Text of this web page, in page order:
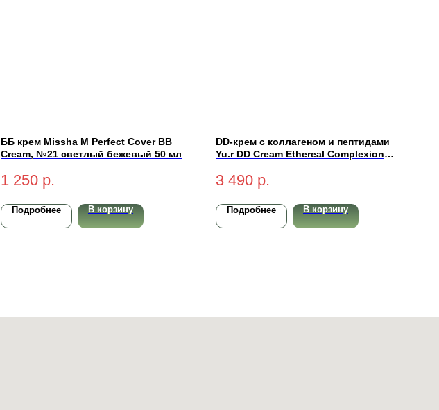
ББ крем Missha M Perfect Cover BB
Cream, №21 светлый бежевый 50 мл
1 250 р.
Подробнее В корзину
DD-крем с коллагеном и пептидами
Yu.r DD Cream Ethereal Complexion
3 490 р.
Подробнее В корзину